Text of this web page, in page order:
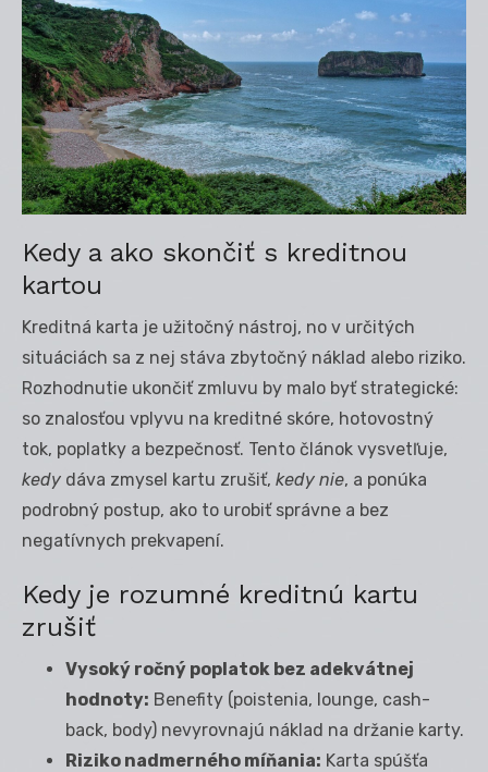
Kedy a ako skončiť s kreditnou
kartou
Kreditná karta je užitočný nástroj, no v určitých
situáciách sa z nej stáva zbytočný náklad alebo riziko.
Rozhodnutie ukončiť zmluvu by malo byť strategické:
so znalosťou vplyvu na kreditné skóre, hotovostný
tok, poplatky a bezpečnosť. Tento článok vysvetľuje,
kedy dáva zmysel kartu zrušiť, kedy nie, a ponúka
podrobný postup, ako to urobiť správne a bez
negatívnych prekvapení.
Kedy je rozumné kreditnú kartu
zrušiť
Vysoký ročný poplatok bez adekvátnej
hodnoty: Benefity (poistenia, lounge, cash-
back, body) nevyrovnajú náklad na držanie karty.
Riziko nadmerného míňania: Karta spúšťa